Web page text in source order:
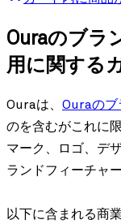
Ouraのブラ
用に関する
Ouraは、 Ouraのブ
のを含むがこれに
マーク、ロゴ、デ
ランドフィーチャ
以下に含まれる商